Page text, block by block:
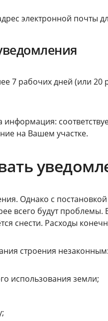
электронной почты
7 рабочих дней (или 20
информация:
на Вашем участке.
Однако с
всего будут
снести. Расходы
строения незаконным:
использования земли;